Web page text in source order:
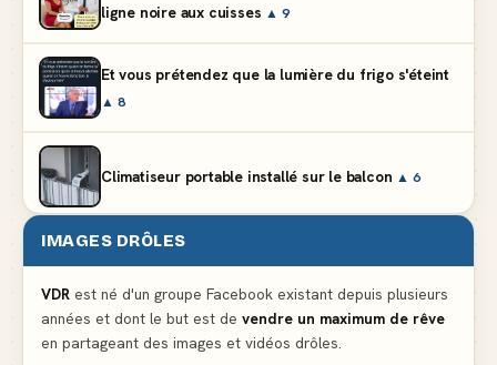
ligne noire aux cuisses ▲ 9
Et vous prétendez que la lumière du frigo s'éteint
▲ 8
Climatiseur portable installé sur le balcon ▲ 6
Partager l'addition alors que vous n'avez pris
Le mendiant revient avec un livre de cuisine
IMAGES DRÔLES
VDR est né d'un groupe Facebook existant depuis plusieurs
années et dont le but est de vendre un maximum de rêve
en partageant des images et vidéos drôles.